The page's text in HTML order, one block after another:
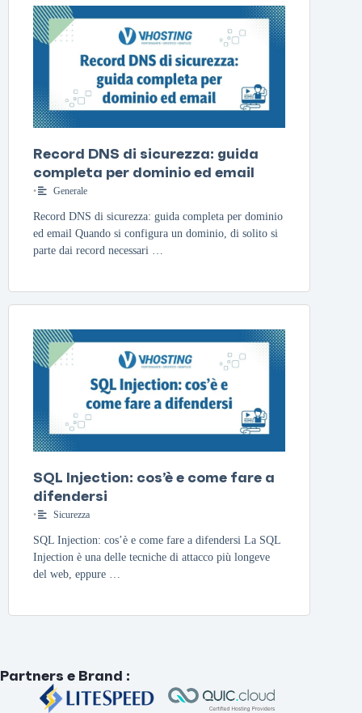
Record DNS di sicurezza: guida
completa per dominio ed email
• Generale
Record DNS di sicurezza: guida completa per dominio
ed email Quando si configura un dominio, di solito si
parte dai record necessari …
SQL Injection: cos’è e come fare a
difendersi
• Sicurezza
SQL Injection: cos’è e come fare a difendersi La SQL
Injection è una delle tecniche di attacco più longeve
del web, eppure …
Partners e Brand :